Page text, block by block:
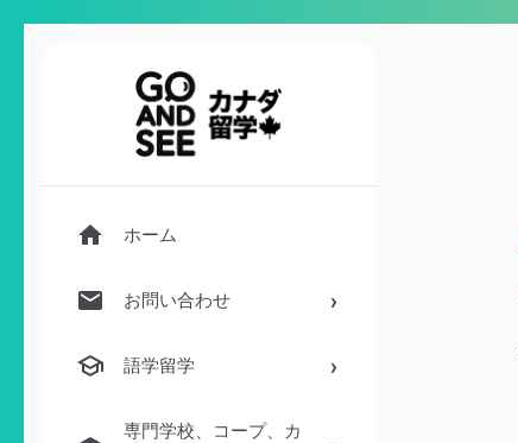
ホーム
お問い合わせ
語学留学
専門学校、コープ、カ